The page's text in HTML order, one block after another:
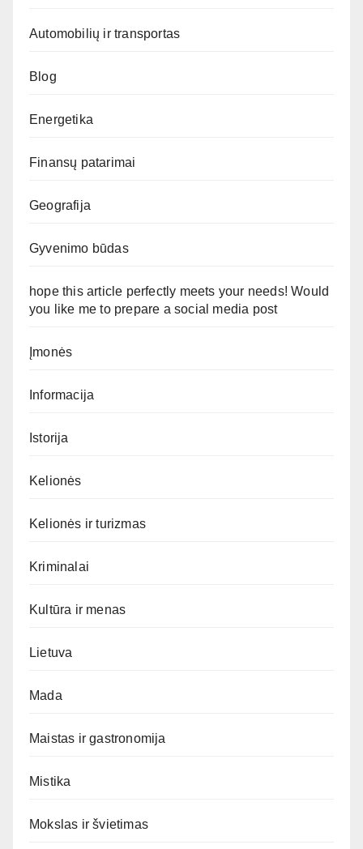
Automobilių ir transportas
Blog
Energetika
Finansų patarimai
Geografija
Gyvenimo būdas
hope this article perfectly meets your needs! Would
you like me to prepare a social media post
Įmonės
Informacija
Istorija
Kelionės
Kelionės ir turizmas
Kriminalai
Kultūra ir menas
Lietuva
Mada
Maistas ir gastronomija
Mistika
Mokslas ir švietimas